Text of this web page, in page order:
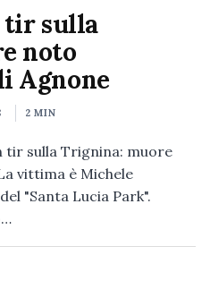
tir sulla
noto
Agnone
2 MIN
tir sulla Trignina: muore
vittima è Michele
"Santa Lucia Park".